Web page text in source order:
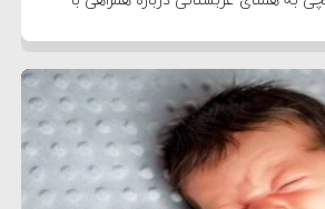
برنامه گسترده‌ای برای پاسخ به
داریم
حملات جدید علیه ایران را صادر کرد
متخلف مورد اصابت قرار گرفته و
توافق تاریخی برای خلع سلاح کامل
به همتای بلغارستانی به دلیل کمک